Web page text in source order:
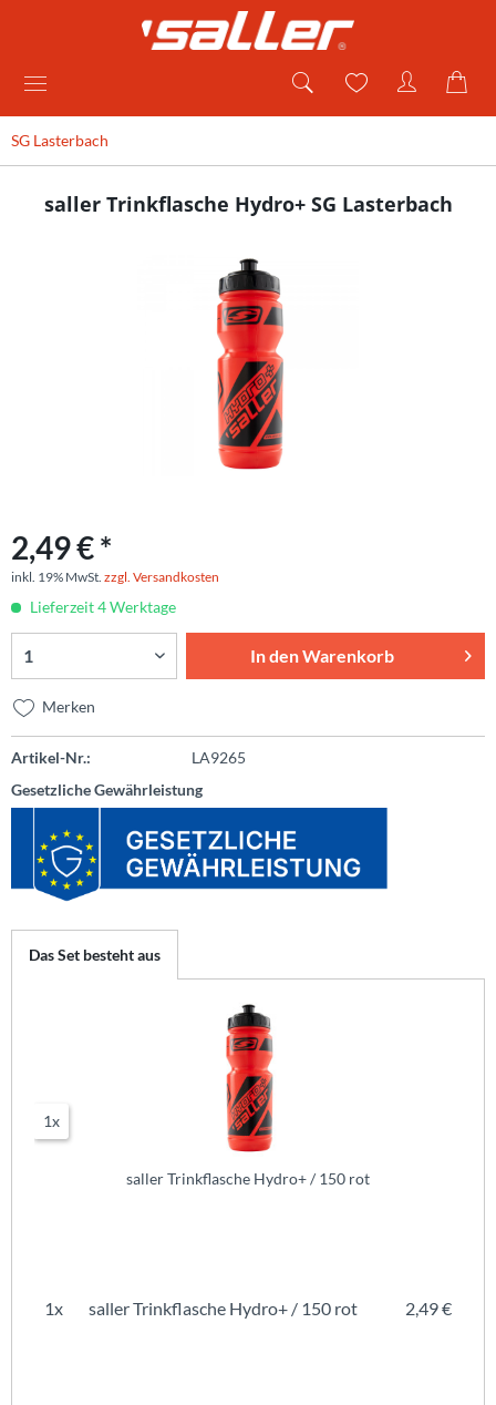
SG Lasterbach
saller Trinkflasche Hydro+ SG Lasterbach
2,49 € *
inkl. 19% MwSt. zzgl. Versandkosten
Lieferzeit 4 Werktage
In denWarenkorb
Merken
Artikel-Nr.:
LA9265
Gesetzliche Gewährleistung
Das Set besteht aus
1x
saller Trinkflasche Hydro+ / 150 rot
1x saller Trinkflasche Hydro+ / 150 rot 2,49 €